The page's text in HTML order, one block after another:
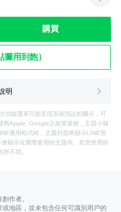
購買
用到飽）
明
功能選單只能呈現系統預設的圖示，可
商Apple, Google之政策規格，主題小舖
應用程式時，主題封面將顯示LINE預
顯示在實際套用的主題內。若您使用的
不同。
作者。
地區，並未包含任何可識別用戶的